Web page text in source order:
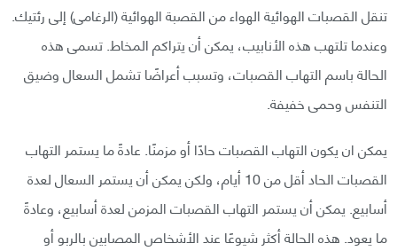
تنقل القصبات الهوائية الهواء من القصبة الهوائية (الرغامى) إلى رئتيك.
وعندما تلتهب هذه الأنابيب، يمكن أن يتراكم المخاط. تسمى هذه
الحالة باسم التهاب القصبات، وتسبب أعراضًا تشمل السعال وضيق
التنفس وحمى خفيفة.
يمكن ان يكون التهاب القصبات حادًا أو مزمنًا. عادةً ما يستمر التهاب
القصبات الحاد أقل من 10 أيام، ولكن يمكن أن يستمر السعال لعدة
أسابيع. يمكن أن يستمر التهاب القصبات المزمن لعدة أسابيع، وعادةً
ما يعود. هذه الحالة أكثر شيوعًا عند الأشخاص المصابين بالربو أو